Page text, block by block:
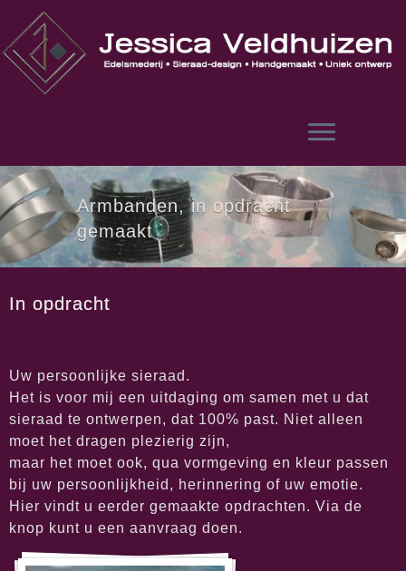
content
Broches, in opdracht
gemaakt
In opdracht
Uw persoonlijke sieraad.
Het is voor mij een uitdaging om samen met u dat
sieraad te ontwerpen, dat 100% past. Niet alleen
moet het dragen plezierig zijn,
maar het moet ook, qua vormgeving en kleur passen
bij uw persoonlijkheid, herinnering of uw emotie.
Hier vindt u eerder gemaakte opdrachten. Via de
knop kunt u een aanvraag doen.